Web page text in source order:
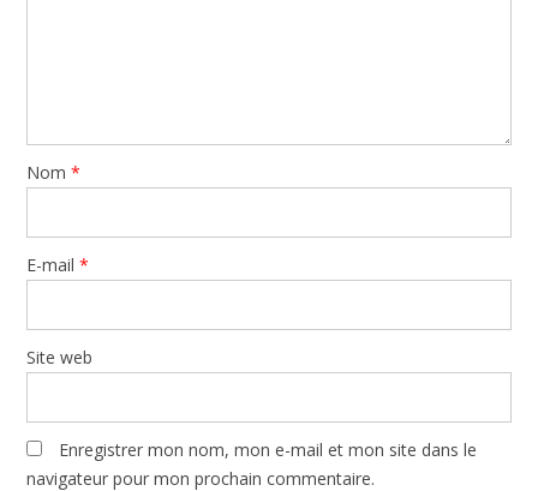
Nom*
E-mail*
Site web
Enregistrer mon nom, mon e-mail et mon site dans le
navigateur pour mon prochain commentaire.